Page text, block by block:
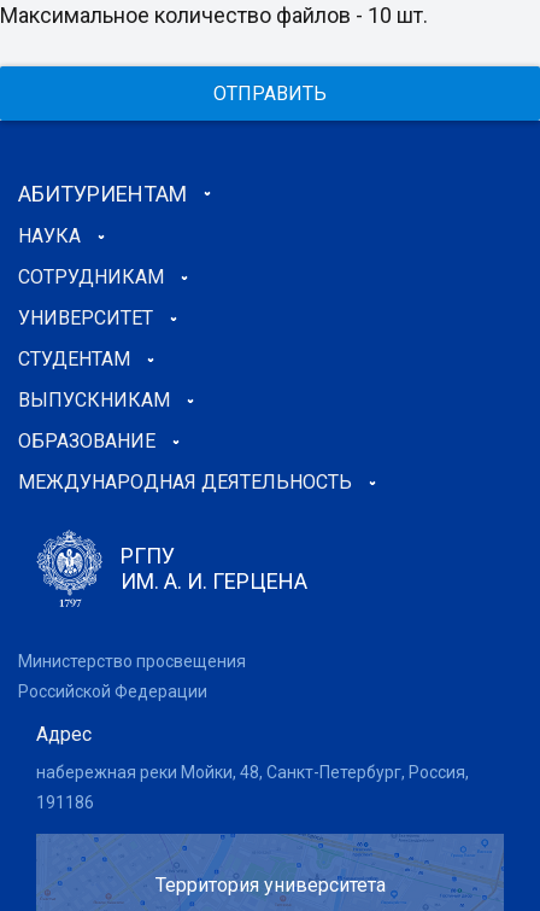
Максимальное количество файлов - 10 шт.
ОТПРАВИТЬ
АБИТУРИЕНТАМ
НАУКА
СОТРУДНИКАМ
УНИВЕРСИТЕТ
СТУДЕНТАМ
ВЫПУСКНИКАМ
ОБРАЗОВАНИЕ
МЕЖДУНАРОДНАЯ ДЕЯТЕЛЬНОСТЬ
РГПУ
ИМ. А. И. ГЕРЦЕНА
Министерство просвещения
Российской Федерации
Адрес
набережная реки Мойки, 48, Санкт-Петербург, Россия,
191186
Территория университета